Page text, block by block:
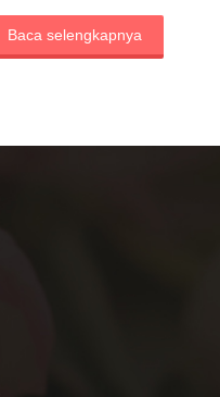
Baca selengkapnya